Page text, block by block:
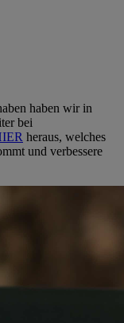
haben wir in
bei
heraus, welches
und verbessere